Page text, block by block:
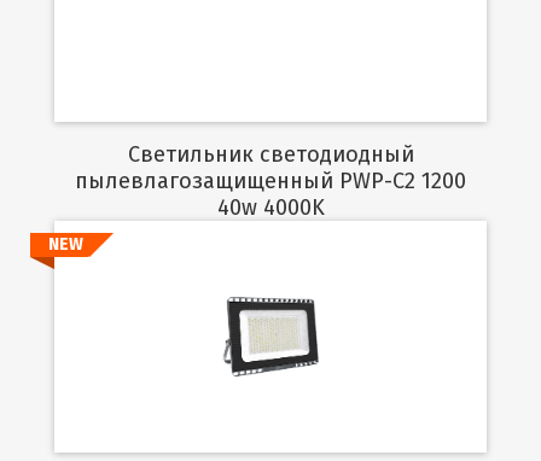
Светильник светодиодный
пылевлагозащищенный PWP-C2 1200
40w 4000K
Подробнее
NEW